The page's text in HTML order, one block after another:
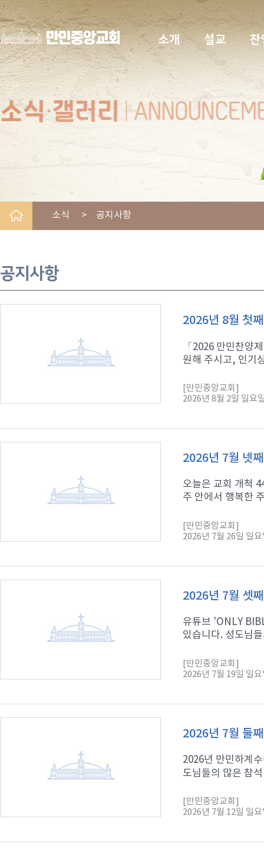
소개 설교 찬
소식 > 공지사항
공지사항
2026년 8월 첫
「2026 만민찬양
원해 주시고, 인기
[만민중앙교회]
2026년 8월 2일 일요
2026년 7월 넷
오늘은 교회 개척
주 안에서 행복한
[만민중앙교회]
2026년 7월 26일 일요
2026년 7월 셋
유튜브 'ONLY
있습니다. 성도님
[만민중앙교회]
2026년 7월 19일 일요
2026년 7월 둘
2026년 만민하계
도님들의 많은 참
[만민중앙교회]
2026년 7월 12일 일요